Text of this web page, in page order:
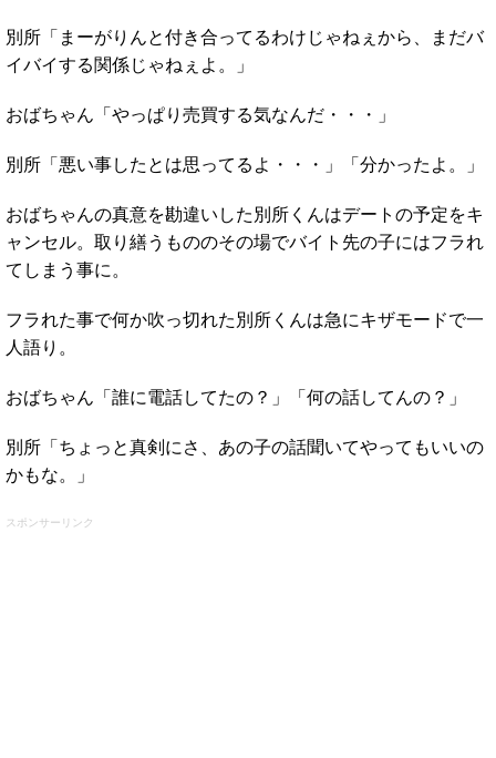
別所「まーがりんと付き合ってるわけじゃねぇから、まだバ
イバイする関係じゃねぇよ。」
おばちゃん「やっぱり売買する気なんだ・・・」
別所「悪い事したとは思ってるよ・・・」「分かったよ。」
おばちゃんの真意を勘違いした別所くんはデートの予定をキ
ャンセル。取り繕うもののその場でバイト先の子にはフラれ
てしまう事に。
フラれた事で何か吹っ切れた別所くんは急にキザモードで一
人語り。
おばちゃん「誰に電話してたの？」「何の話してんの？」
別所「ちょっと真剣にさ、あの子の話聞いてやってもいいの
かもな。」
スポンサーリンク